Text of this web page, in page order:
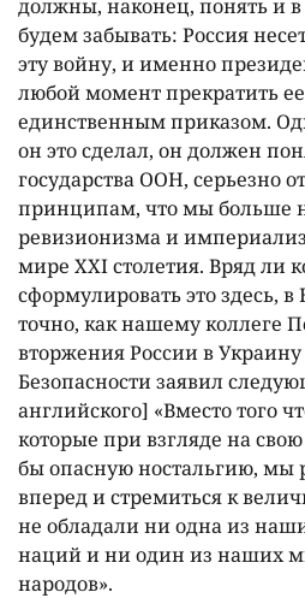
должны, наконец, понять и
будем забывать: Россия
эту войну, и именно
любой момент прекратить
единственным приказом.
он это сделал, он должен
государства ООН, серьезно
принципам, что мы больше
ревизионизма и
мире XXI столетия. Вряд ли
сформулировать это здесь,
точно, как нашему коллеге
вторжения России в Украину
Безопасности заявил
английского] «Вместо того
которые при взгляде на
бы опасную ностальгию, мы
вперед и стремиться к
не обладали ни одна из
наций и ни один из наших
народов».